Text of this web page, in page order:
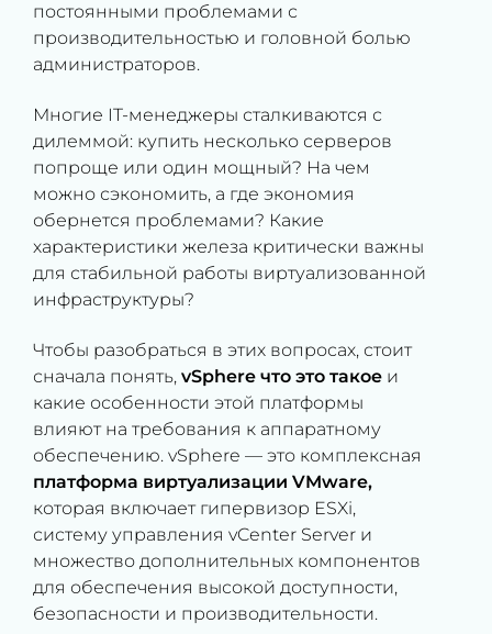
постоянными проблемами с
производительностью и головной болью
администраторов.
Многие IT-менеджеры сталкиваются с
дилеммой: купить несколько серверов
попроще или один мощный? На чем
можно сэкономить, а где экономия
обернется проблемами? Какие
характеристики железа критически важны
для стабильной работы виртуализованной
инфраструктуры?
Чтобы разобраться в этих вопросах, стоит
сначала понять, vSphere что это такое и
какие особенности этой платформы
влияют на требования к аппаратному
обеспечению. vSphere — это комплексная
платформа виртуализации VMware,
которая включает гипервизор ESXi,
систему управления vCenter Server и
множество дополнительных компонентов
для обеспечения высокой доступности,
безопасности и производительности.